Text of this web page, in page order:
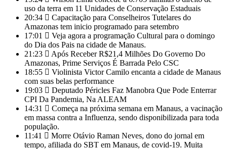
uso da terra em 11 Unidades de Conservação Estaduais
20:34
Capacitação para Conselheiros Tutelares do
Amazonas tem inicio programado para setembro
17:01
Veja agora a programação Cultural para o domingo
do Dia dos Pais na cidade de Manaus.
21:23
Após Receber R$21,4 Milhões Do Governo Do
Amazonas, Prime Serviços É Barrada Pelo CSC
18:55
Violinista Victor Camilo encanta a cidade de Manaus
com suas belas performance
19:03
Deputado Péricles Faz Manobra Que Pode Enterrar
CPI Da Pandemia, Na ALEAM
14:31
Começa na próxima semana em Manaus, a vacinação
em massa contra a Influenza, sendo disponibilizada para toda
população.
11:41
Morre Otávio Raman Neves, dono do jornal em
tempo, afiliada do SBT em Manaus, de covid-19. Muita